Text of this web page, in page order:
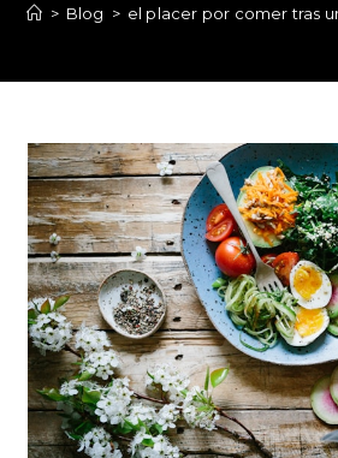
> Blog > el placer por comer tras